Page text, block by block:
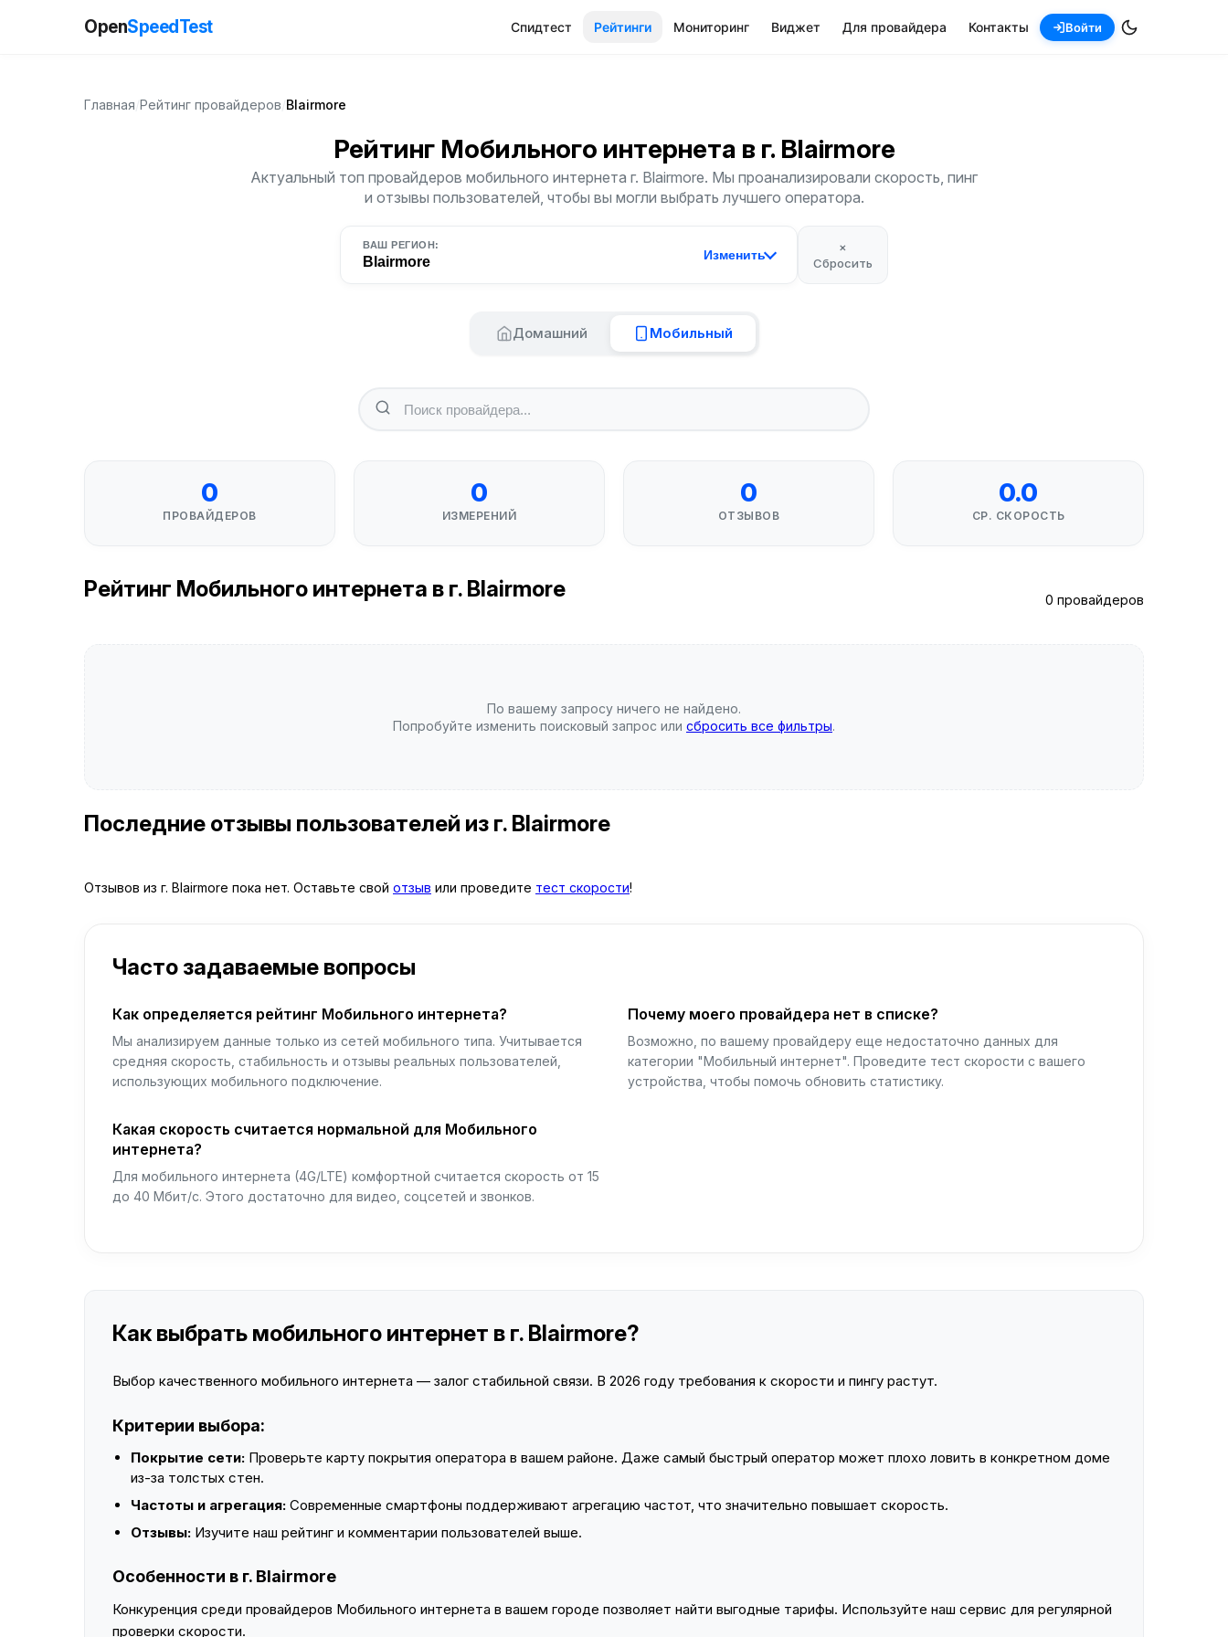
OpenSpeedTest Спидтест Рейтинги Мониторинг Виджет Для провайдера Контакты Войти
Главная Рейтинг провайдеров Blairmore
Рейтинг Мобильного интернета в г. Blairmore
Актуальный топ провайдеров мобильного интернета г. Blairmore. Мы проанализировали скорость, пинг
и отзывы пользователей, чтобы вы могли выбрать лучшего оператора.
ВАШ РЕГИОН:
Blairmore Изменить
×
Сбросить
Домашний Мобильный
0
ПРОВАЙДЕРОВ
0
ИЗМЕРЕНИЙ
0
ОТЗЫВОВ
0.0
СР. СКОРОСТЬ
Рейтинг Мобильного интернета в г. Blairmore 0 провайдеров
По вашему запросу ничего не найдено.
Попробуйте изменить поисковый запрос или сбросить все фильтры.
Последние отзывы пользователей из г. Blairmore
Отзывов из г. Blairmore пока нет. Оставьте свой отзыв или проведите тест скорости!
Часто задаваемые вопросы
Как определяется рейтинг Мобильного интернета?
Мы анализируем данные только из сетей мобильного типа. Учитывается
средняя скорость, стабильность и отзывы реальных пользователей,
использующих мобильного подключение.
Почему моего провайдера нет в списке?
Возможно, по вашему провайдеру еще недостаточно данных для
категории "Мобильный интернет". Проведите тест скорости с вашего
устройства, чтобы помочь обновить статистику.
Какая скорость считается нормальной для Мобильного
интернета?
Для мобильного интернета (4G/LTE) комфортной считается скорость от 15
до 40 Мбит/с. Этого достаточно для видео, соцсетей и звонков.
Как выбрать мобильного интернет в г. Blairmore?
Выбор качественного мобильного интернета — залог стабильной связи. В 2026 году требования к скорости и пингу растут.
Критерии выбора:
Покрытие сети: Проверьте карту покрытия оператора в вашем районе. Даже самый быстрый оператор может плохо ловить в конкретном доме
из-за толстых стен.
Частоты и агрегация: Современные смартфоны поддерживают агрегацию частот, что значительно повышает скорость.
Отзывы: Изучите наш рейтинг и комментарии пользователей выше.
Особенности в г. Blairmore
Конкуренция среди провайдеров Мобильного интернета в вашем городе позволяет найти выгодные тарифы. Используйте наш сервис для регулярной
проверки скорости.